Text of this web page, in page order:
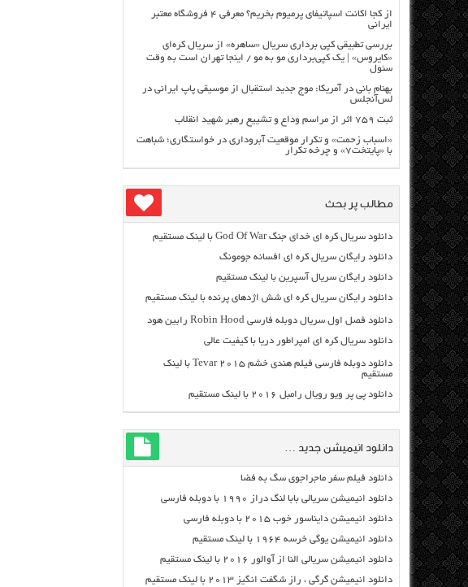
از کجا اکانت اسپاتیفای پرمیوم بخریم؟ معرفی ۴ فروشگاه معتبر
ایرانی
بررسی تطبیقی کپی برداری سریال «ساهره» از سریال کره‌ای
«کایروس» | یک کپی‌برداری مو به مو / اینجا تهران است به وقت
سئول
بهنام بانی در آمریکا: موج جدید استقبال از موسیقی پاپ ایرانی در
لس‌آنجلس
ثبت ۷۵۹ اثر از مراسم وداع و تشییع رهبر شهید انقلاب
«اسباب زحمت» و تکرار موقعیت آبروداری در خواستگاری؛ شباهت
با «پایتخت۷» و چرخه تکرار
مطالب پر بحث
دانلود سریال کره ای خدای جنگ God Of War با لینک مستقیم
دانلود رایگان سریال کره ای افسانه جومونگ
دانلود رایگان سریال آسپرین با لینک مستقیم
دانلود رایگان سریال کره ای شش اژدهای پرنده با لینک مستقیم
دانلود فصل اول سریال دوبله فارسی Robin Hood رابین هود
دانلود سریال کره ای امپراطور دریا با کیفیت عالی
دانلود دوبله فارسی فیلم هندی خشم Tevar ۲۰۱۵ با لینک
مستقیم
دانلود پی پر ویو رویال رامبل ۲۰۱۶ با لینک مستقیم
دانلود انیمیشن جدید …
دانلود فیلم سفر ماجراجوی سگ به فضا
دانلود انیمیشن سریالی بابا لنگ دراز ۱۹۹۰ با دوبله فارسی
دانلود انیمیشن دایناسور خوب ۲۰۱۵ با دوبله فارسی
دانلود انیمیشن یوگی خرسه ۱۹۶۴ با لینک مستقیم
دانلود انیمیشن سریالی النا از آوالور ۲۰۱۶ با لینک مستقیم
دانلود انیمیشن گرگی ، راز شگفت انگیز ۲۰۱۳ با لینک مستقیم